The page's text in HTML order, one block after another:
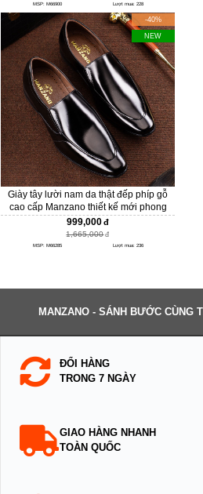
MSP: M66900 Lượt mua: 228
-40%
NEW
Giày tây lười nam da thật đếp phíp gỗ
cao cấp Manzano thiết kế mới phong
cách doanh nhân M66285
999,000
1,665,000
MSP: M66285 Lượt mua: 236
MANZANO - SÁNH BƯỚC CÙNG
ĐỔI HÀNG
TRONG 7 NGÀY
GIAO HÀNG NHANH
TOÀN QUỐC